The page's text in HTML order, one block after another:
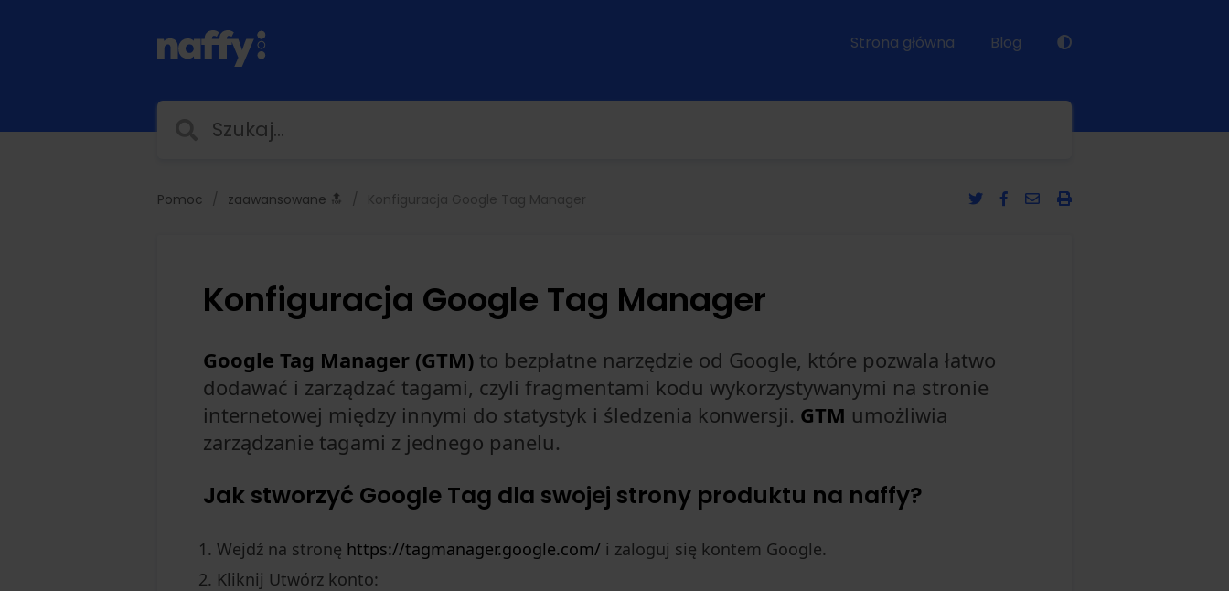
Strona główna Blog
Pomoc zaawansowane 🔝 Konfiguracja Google Tag Manager
Konfiguracja Google Tag Manager
Google Tag Manager (GTM) to bezpłatne narzędzie od Google, które pozwala łatwo
dodawać i zarządzać tagami, czyli fragmentami kodu wykorzystywanymi na stronie
internetowej między innymi do statystyk i śledzenia konwersji. GTM umożliwia
zarządzanie tagami z jednego panelu.
Jak stworzyć Google Tag dla swojej strony produktu na naffy?
Wejdź na stronę https://tagmanager.google.com/ i zaloguj się kontem Google.
Kliknij Utwórz konto: